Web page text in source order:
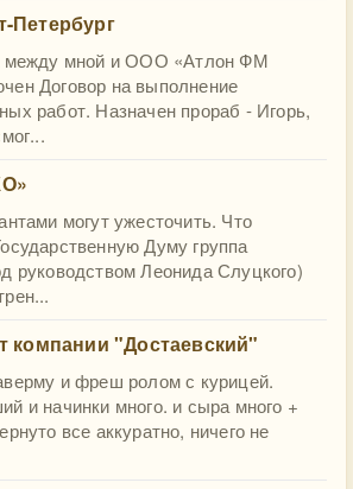
Петербург
между мной и ООО «Атлон ФМ
Договор на выполнение
работ. Назначен прораб - Игорь,
могут ужесточить. Что
Думу группа
руководством Леонида Слуцкого)
компании "Достаевский"
и фреш ролом с курицей.
и начинки много. и сыра много +
все аккуратно, ничего не